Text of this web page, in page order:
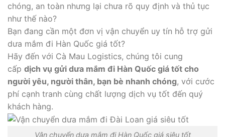
chóng, an toàn nhưng lại chưa rõ quy định và thủ tục
như thế nào?
Bạn đang cần một đơn vị vận chuyển uy tín hỗ trợ gửi
dưa mắm đi Hàn Quốc giá tốt?
Hãy đến với Cà Mau Logistics, chúng tôi cung
cấp dịch vụ gửi dưa mắm đi Hàn Quốc giá tốt cho
người yêu, người thân, bạn bè nhanh chóng, với cước
phí cạnh tranh cùng chất lượng dịch vụ tốt đến quý
khách hàng.
Vận chuyển dưa mắm đi Hàn Quốc giá siêu tốt